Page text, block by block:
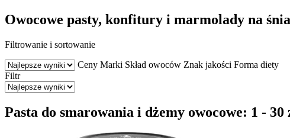
Owocowe pasty, konfitury i marmolady na
Filtrowanie i sortowanie
Ceny Marki Skład owoców Znak jakości Forma diety
Filtr
Pasta do smarowania i dżemy owocowe: 1 - 30